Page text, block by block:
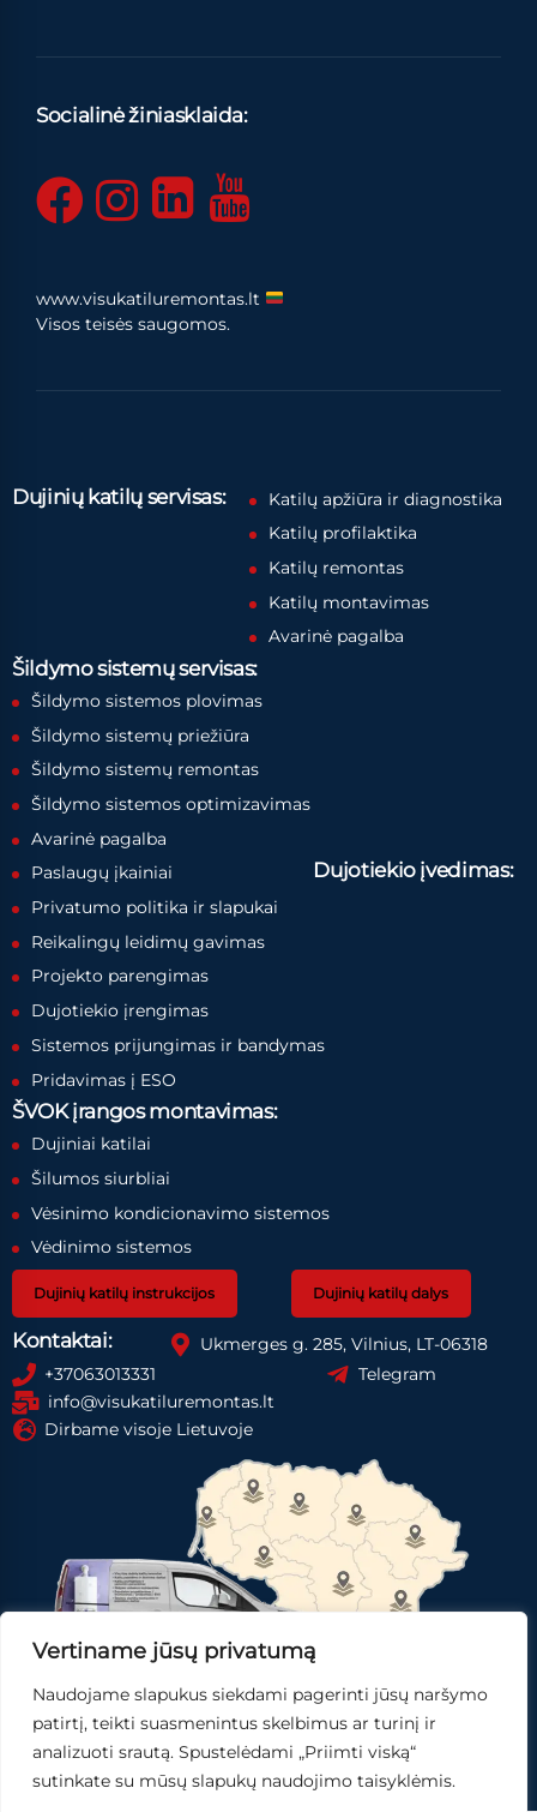
Vertiname jūsų privatumą
Naudojame slapukus siekdami pagerinti jūsų naršymo
patirtį, teikti suasmenintus skelbimus ar turinį ir
analizuoti srautą. Spustelėdami „Priimti viską“
sutinkate su mūsų slapukų naudojimo taisyklėmis.
Socialinė žiniasklaida:
www.visukatiluremontas.lt
Visos teisės saugomos.
Dujinių katilų servisas:
Katilų apžiūra ir diagnostika
Katilų profilaktika
Katilų remontas
Katilų montavimas
Avarinė pagalba
Šildymo sistemų servisas:
Šildymo sistemos plovimas
Šildymo sistemų priežiūra
Šildymo sistemų remontas
Šildymo sistemos optimizavimas
Avarinė pagalba
Paslaugų įkainiai
Privatumo politika ir slapukai
Dujotiekio įvedimas:
Reikalingų leidimų gavimas
Projekto parengimas
Dujotiekio įrengimas
Sistemos prijungimas ir bandymas
Pridavimas į ESO
ŠVOK įrangos montavimas:
Dujiniai katilai
Šilumos siurbliai
Vėsinimo kondicionavimo sistemos
Vėdinimo sistemos
Dujinių katilų instrukcijos Dujinių katilų dalys
Kontaktai:
Ukmerges g. 285, Vilnius, LT-06318
+37063013331
Telegram
info@visukatiluremontas.lt
Dirbame visoje Lietuvoje
Registruotis paslaugai Gauti pasiūlymą